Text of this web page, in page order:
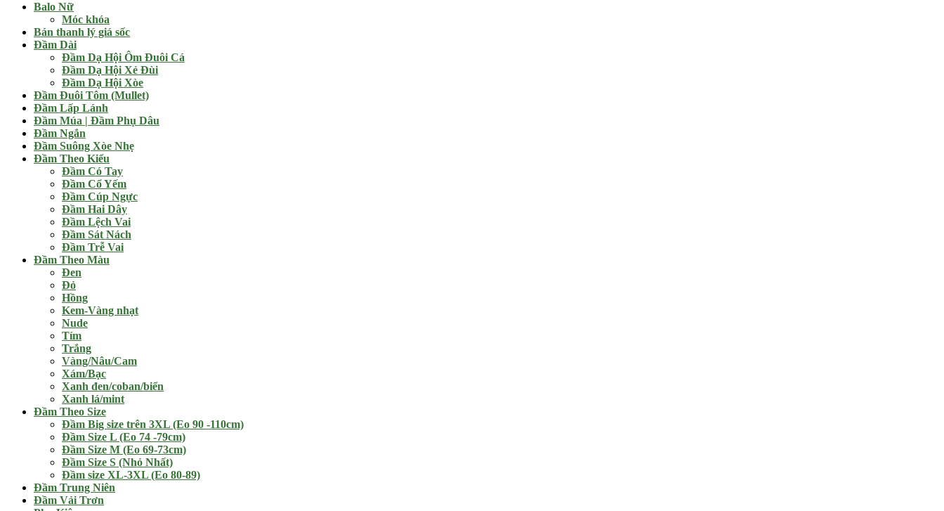
Balo Nữ
Móc khóa
Bán thanh lý giá sốc
Đầm Dài
Đầm Dạ Hội Ôm Đuôi Cá
Đầm Dạ Hội Xẻ Đùi
Đầm Dạ Hội Xòe
Đầm Đuôi Tôm (Mullet)
Đầm Lấp Lánh
Đầm Múa | Đầm Phụ Dâu
Đầm Ngắn
Đầm Suông Xòe Nhẹ
Đầm Theo Kiểu
Đầm Có Tay
Đầm Cổ Yếm
Đầm Cúp Ngực
Đầm Hai Dây
Đầm Lệch Vai
Đầm Sát Nách
Đầm Trễ Vai
Đầm Theo Màu
Đen
Đỏ
Hồng
Kem-Vàng nhạt
Nude
Tím
Trắng
Vàng/Nâu/Cam
Xám/Bạc
Xanh đen/coban/biển
Xanh lá/mint
Đầm Theo Size
Đầm Big size trên 3XL (Eo 90 -110cm)
Đầm Size L (Eo 74 -79cm)
Đầm Size M (Eo 69-73cm)
Đầm Size S (Nhỏ Nhất)
Đầm size XL-3XL (Eo 80-89)
Đầm Trung Niên
Đầm Vải Trơn